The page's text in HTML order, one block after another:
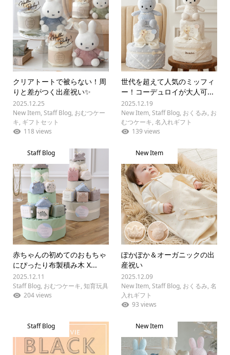
クリアトートで被らない！周
りと差がつく出産祝い✨
2025.12.25
New Item, Staff Blog, おむつケー
キ, ギフトセット
118 views
世代を超えて人気のミッフィ
ー！コーデュロイが大人可...
2025.12.19
New Item,Staff Blog, おくるみ, お
むつケーキ,名入れギフト
139 views
Staff Blog
赤ちゃんの初めてのおもちゃ
にぴったり布製積み木 X...
2025.12.11
Staff Blog, おむつケーキ, 知育玩具
204 views
New Item
ぽかぽか＆オーガニックの出
産祝い
2025.12.09
New Item,Staff Blog, おくるみ,名
入れギフト
93 views
Staff Blog New Item